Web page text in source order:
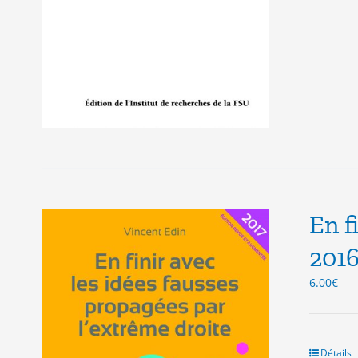
En
2016
6.00€
Détails